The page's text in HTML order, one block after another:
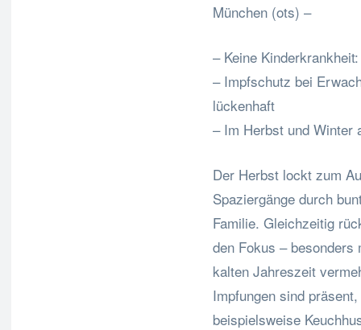
München (ots) –
– Keine
– Impfschutz bei
lückenhaft
– Im Herbst und Winter
Der Herbst lockt zum
Spaziergänge durch
Familie. Gleichzeitig
den Fokus –
kalten Jahreszeit
Impfungen sind
beispielsweise